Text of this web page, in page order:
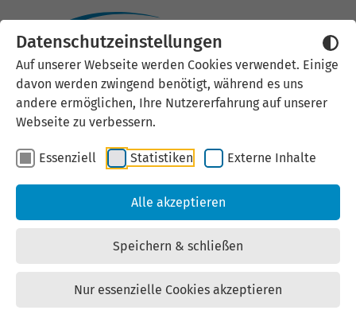
Datenschutzeinstellungen
Auf unserer Webseite werden Cookies verwendet. Einige
davon werden zwingend benötigt, während es uns
andere ermöglichen, Ihre Nutzererfahrung auf unserer
Webseite zu verbessern.
Essenziell Statistiken Externe Inhalte
Alle akzeptieren
Speichern & schließen
Nur essenzielle Cookies akzeptieren
Externen Inhalt laden
Wir verwenden auf unserer
Website externe Inhalte, um Ihnen
zusätzliche Informationen
anzubieten. Einige externe Inhalte
(z.B. Google Maps, Youtube)
können persönliche Daten (z.B. IP-
Mit der Bestätigung erklären Sie